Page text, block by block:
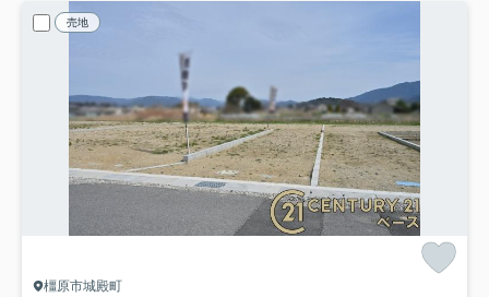
売地
橿原市城殿町